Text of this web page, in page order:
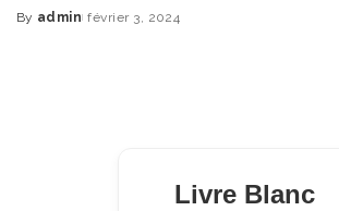
Posted
By admin février 3, 2024
Livre Blanc